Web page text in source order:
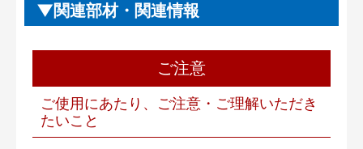
関連部材・関連情報
ご注意
ご使用にあたり、ご注意・ご理解いただき
たいこと